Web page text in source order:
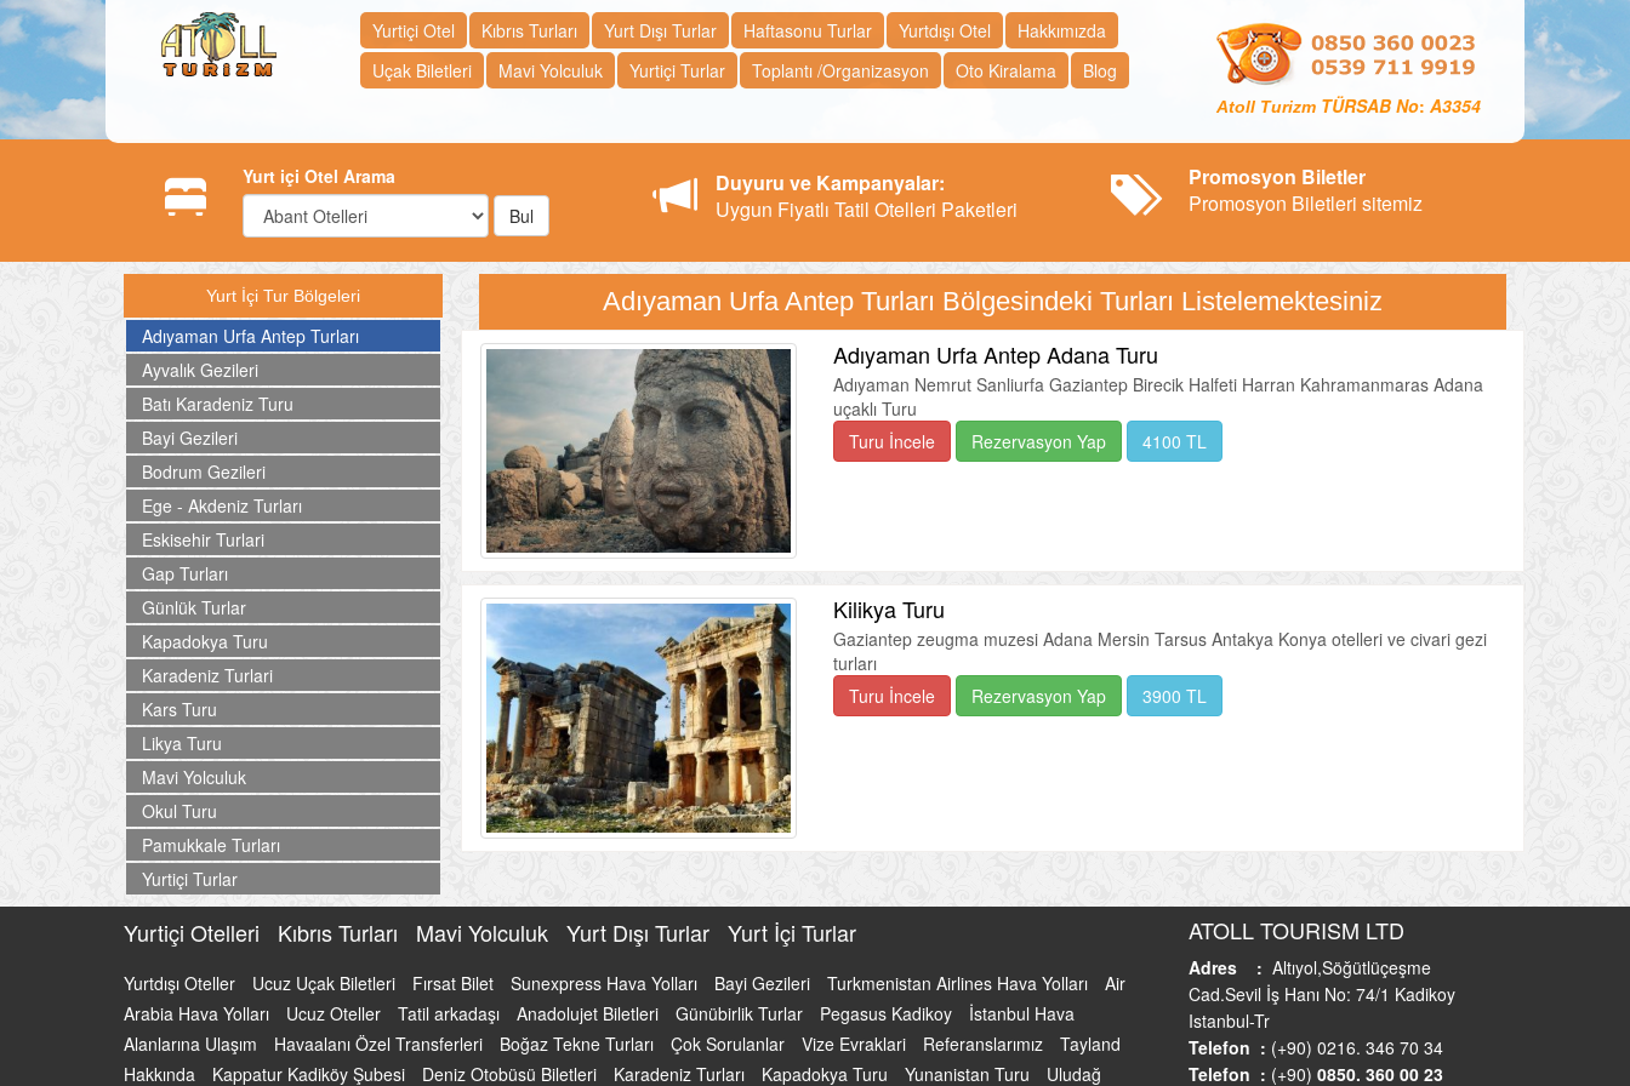
Yurtiçi Otel Kıbrıs Turları Yurt Dışı Turlar Haftasonu Turlar Yurtdışı Otel
Hakkımızda
Uçak Biletleri
Mavi Yolculuk Yurtiçi Turlar Toplantı /Organizasyon Oto Kiralama Blog
Atoll Turizm TÜRSAB No: A3354
Yurt içi Otel Arama
Bul
Duyuru ve Kampanyalar:
Uygun Fiyatlı Tatil Otelleri Paketleri
Promosyon Biletler
Promosyon Biletleri sitemiz
Yurt İçi Tur Bölgeleri
Adıyaman Urfa Antep Turları
Ayvalık Gezileri
Batı Karadeniz Turu
Bayi Gezileri
Bodrum Gezileri
Ege - Akdeniz Turları
Eskisehir Turlari
Gap Turları
Günlük Turlar
Kapadokya Turu
Karadeniz Turlari
Kars Turu
Likya Turu
Mavi Yolculuk
Okul Turu
Pamukkale Turları
Yurtiçi Turlar
Adıyaman Urfa Antep Turları Bölgesindeki Turları Listelemektesiniz
Adıyaman Urfa Antep Adana Turu
Adıyaman Nemrut Sanliurfa Gaziantep Birecik Halfeti Harran Kahramanmaras Adana
uçaklı Turu
Turu İncele
Rezervasyon Yap 4100 TL
Kilikya Turu
Gaziantep zeugma muzesi Adana Mersin Tarsus Antakya Konya otelleri ve civari gezi
turları
Turu İncele
Rezervasyon Yap 3900 TL
Yurtiçi Otelleri Kıbrıs Turları Mavi Yolculuk Yurt Dışı Turlar Yurt İçi Turlar
Yurtdışı Oteller Ucuz Uçak Biletleri Fırsat Bilet Sunexpress Hava Yolları Bayi Gezileri Turkmenistan Airlines Hava Yolları
Air
Arabia Hava Yolları
Ucuz Oteller Tatil arkadaşı Anadolujet Biletleri Günübirlik Turlar Pegasus Kadikoy
İstanbul Hava
Alanlarına Ulaşım
Havaalanı Özel Transferleri Boğaz Tekne Turları Çok Sorulanlar Vize Evraklari Referanslarımız
Tayland
Hakkında
Kappatur Kadiköy Şubesi Deniz Otobüsü Biletleri Karadeniz Turları Kapadokya Turu Yunanistan Turu Uludağ
ATOLL TOURISM LTD
Adres : Altıyol,Söğütlüçeşme
Cad.Sevil İş Hanı No: 74/1 Kadikoy
Istanbul-Tr
Telefon : (+90) 0216. 346 70 34
Telefon : (+90) 0850. 360 00 23